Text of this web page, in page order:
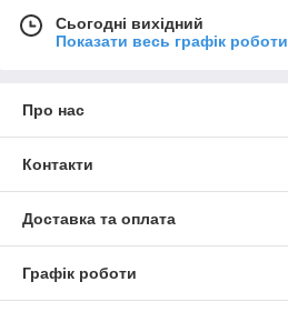
Сьогодні вихідний
Показати весь графік роботи
Про нас
Контакти
Доставка та оплата
Графік роботи